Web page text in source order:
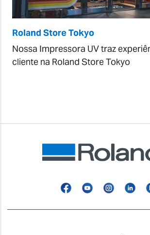
Roland Store Tokyo
Nossa Impressora UV traz
cliente na Roland Store Tokyo
FacebookYouTubeInstagram